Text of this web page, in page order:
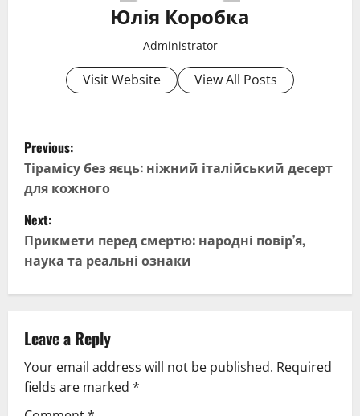
Юлія Коробка
Administrator
Visit Website View All Posts
P
o
s
t
n
v
i
Previous:
Тірамісу без яєць: ніжний італійський десерт
для кожного
Next:
Прикмети перед смертю: народні повір’я,
наука та реальні ознаки
Leave a Reply
Your email address will not be published. Required
fields are marked *